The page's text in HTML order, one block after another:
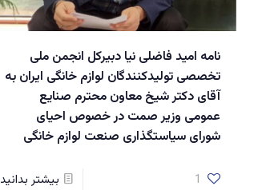
نامه امید فاضلی نیا دبیرکل انجمن ملی
تخصصی تولیدکنندگان لوازم خانگی ایران به
آقای دکتر شیخ معاون محترم صنایع
عمومی وزیر صمت در خصوص احیای
شورای سیاستگذاری صنعت لوازم خانگی
1 بیشتر بدانید